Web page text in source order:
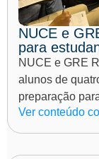
NUCE e
para
NUCE e GRE
alunos de
preparação
Ver conteúdo